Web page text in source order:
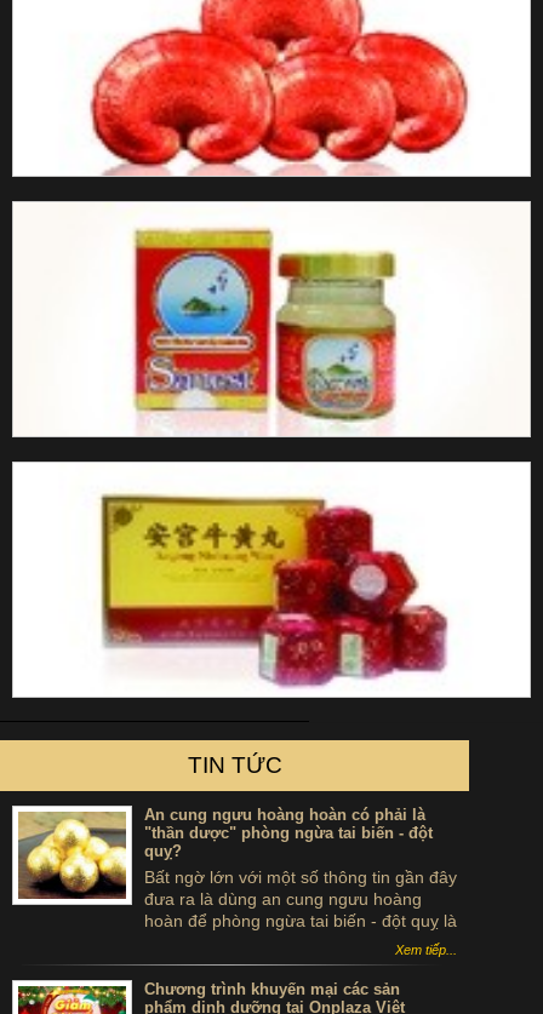
TIN TỨC
An cung ngưu hoàng hoàn có phải là
"thần dược" phòng ngừa tai biến - đột
quỵ?
Bất ngờ lớn với một số thông tin gần đây
đưa ra là dùng an cung ngưu hoàng
hoàn để phòng ngừa tai biến - đột quỵ là
...tự sát. Thực hư sản phẩm này ra sao,
có thể dùng để phòng tai biến - đột quỵ
không?
Xem tiếp...
Chương trình khuyến mại các sản
phẩm dinh dưỡng tại Onplaza Việt